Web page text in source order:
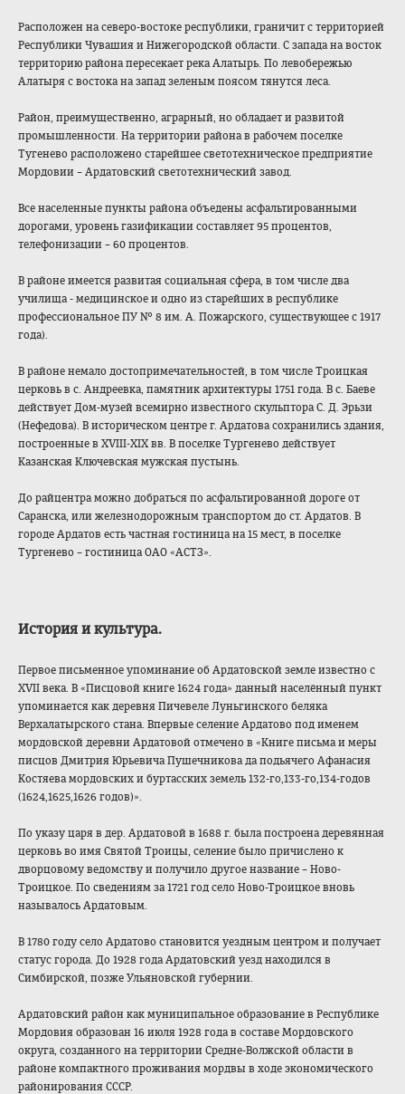
Расположен на северо-востоке республики, граничит с территорией
Республики Чувашия и Нижегородской области. С запада на восток
территорию района пересекает река Алатырь. По левобережью
Алатыря с востока на запад зеленым поясом тянутся леса.
Район, преимущественно, аграрный, но обладает и развитой
промышленности. На территории района в рабочем поселке
Тугенево расположено старейшее светотехническое предприятие
Мордовии – Ардатовский светотехнический завод.
Все населенные пункты района объедены асфальтированными
дорогами, уровень газификации составляет 95 процентов,
телефонизации – 60 процентов.
В районе имеется развитая социальная сфера, в том числе два
училища - медицинское и одно из старейших в республике
профессиональное ПУ № 8 им. А. Пожарского, существующее с 1917
года).
В районе немало достопримечательностей, в том числе Троицкая
церковь в с. Андреевка, памятник архитектуры 1751 года. В с. Баеве
действует Дом-музей всемирно известного скульптора С. Д. Эрьзи
(Нефедова). В историческом центре г. Ардатова сохранились здания,
построенные в ХVIII-ХIХ вв. В поселке Тургенево действует
Казанская Ключевская мужская пустынь.
До райцентра можно добраться по асфальтированной дороге от
Саранска, или железнодорожным транспортом до ст. Ардатов. В
городе Ардатов есть частная гостиница на 15 мест, в поселке
Тургенево – гостиница ОАО «АСТЗ».
История и культура.
Первое письменное упоминание об Ардатовской земле известно с
XVII века. В «Писцовой книге 1624 года» данный населённый пункт
упоминается как деревня Пичевеле Луньгинского беляка
Верхалатырского стана. Впервые селение Ардатово под именем
мордовской деревни Ардатовой отмечено в «Книге письма и меры
писцов Дмитрия Юрьевича Пушечникова да подьячего Афанасия
Костяева мордовских и буртасских земель 132-го,133-го,134-годов
(1624,1625,1626 годов)».
По указу царя в дер. Ардатовой в 1688 г. была построена деревянная
церковь во имя Святой Троицы, селение было причислено к
дворцовому ведомству и получило другое название – Ново-
Троицкое. По сведениям за 1721 год село Ново-Троицкое вновь
называлось Ардатовым.
В 1780 году село Ардатово становится уездным центром и получает
статус города. До 1928 года Ардатовский уезд находился в
Симбирской, позже Ульяновской губернии.
Ардатовский район как муниципальное образование в Республике
Мордовия образован 16 июля 1928 года в составе Мордовского
округа, созданного на территории Средне-Волжской области в
районе компактного проживания мордвы в ходе экономического
районирования СССР.